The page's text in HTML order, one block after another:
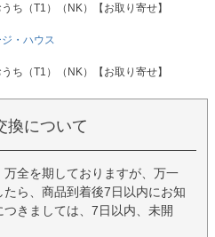
ち（T1）（NK）【お取り寄せ】
・ハウス
ち（T1）（NK）【お取り寄せ】
換について
全を期しておりますが、万一
ら、商品到着後7日以内にお知
きましては、7日以内、未開